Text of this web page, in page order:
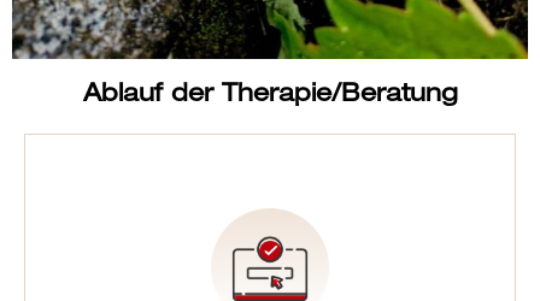
Ablauf der Therapie/Beratung